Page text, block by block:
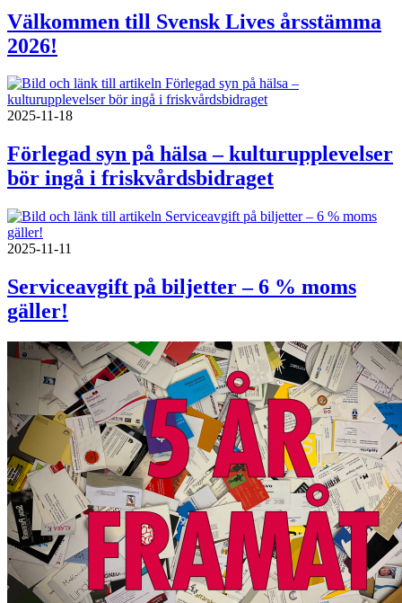
Välkommen till Svensk Lives årsstämma
2026!
2025-11-18
Förlegad syn på hälsa – kulturupplevelser
bör ingå i friskvårdsbidraget
2025-11-11
Serviceavgift på biljetter – 6 % moms
gäller!